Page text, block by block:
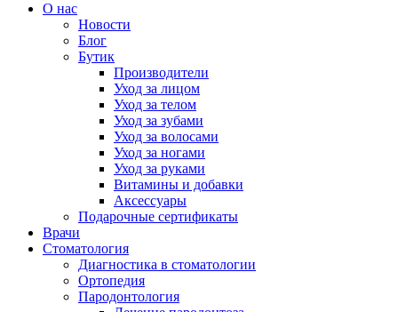
О нас
Новости
Блог
Бутик
Производители
Уход за лицом
Уход за телом
Уход за зубами
Уход за волосами
Уход за ногами
Уход за руками
Витамины и добавки
Аксессуары
Подарочные сертификаты
Врачи
Стоматология
Диагностика в стоматологии
Ортопедия
Пародонтология